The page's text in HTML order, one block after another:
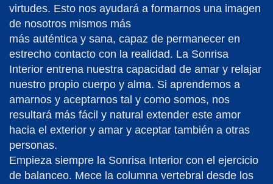
virtudes. Esto nos ayudará a formarnos una imagen
de nosotros mismos más
más auténtica y sana, capaz de permanecer en
estrecho contacto con la realidad. La Sonrisa
Interior entrena nuestra capacidad de amar y relajar
nuestro propio cuerpo y alma. Si aprendemos a
amarnos y aceptarnos tal y como somos, nos
resultará más fácil y natural extender este amor
hacia el exterior y amar y aceptar también a otras
personas.
Empieza siempre la Sonrisa Interior con el ejercicio
de balanceo. Mece la columna vertebral desde los